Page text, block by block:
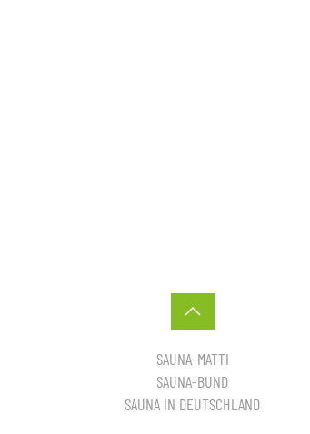
SAUNA-MATTI
SAUNA-BUND
SAUNA IN DEUTSCHLAND